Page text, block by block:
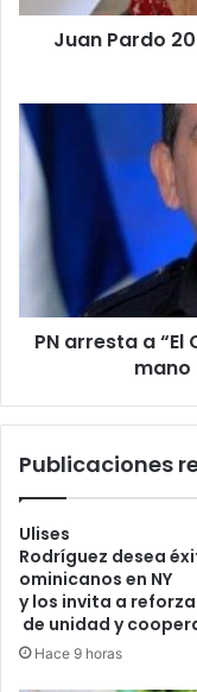
profesional
Juan Pardo
PN
arresta
Cacho” por múltiples
armada en Santiago
PN arresta a
mano
Publicaciones
Ulises
Rodríguez desea
ominicanos en NY
y los invita a
de unidad y
Hace 9 horas